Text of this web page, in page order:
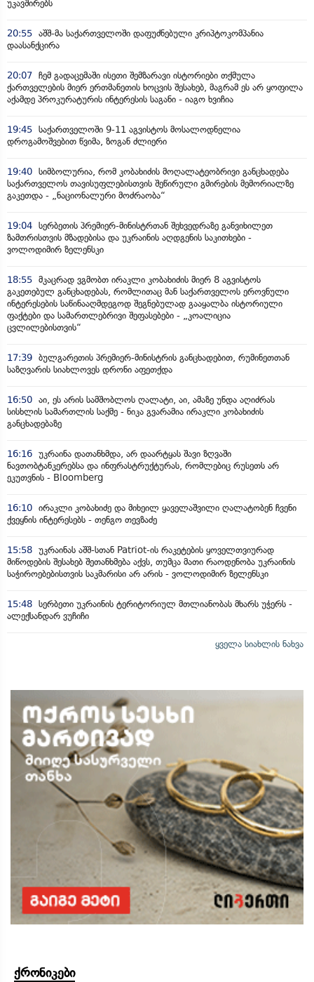
უკავშირებს
20:55 აშშ-მა საქართველოში დაფუძნებული კრიპტოკომპანია
დაასანქცირა
20:07 ჩემ გადაცემაში ისეთი შემზარავი ისტორიები თქმულა
ქართველების მიერ ერთმანეთის ხოცვის შესახებ, მაგრამ ეს არ ყოფილა
აქამდე პროკურატურის ინტერესის საგანი - იაგო ხვიჩია
19:45 საქართველოში 9-11 აგვისტოს მოსალოდნელია
დროგამოშვებით წვიმა, ზოგან ძლიერი
19:40 სიმბოლურია, რომ კობახიძის მოღალატეობრივი განცხადება
საქართველოს თავისუფლებისთვის შეწირული გმირების მემორიალზე
გაკეთდა - „ნაციონალური მოძრაობა“
19:04 სერბეთის პრემიერ-მინისტრთან შეხვედრაზე განვიხილეთ
ზამთრისთვის მზადებისა და უკრაინის აღდგენის საკითხები -
ვოლოდიმირ ზელენსკი
18:55 მკაცრად ვგმობთ ირაკლი კობახიძის მიერ 8 აგვისტოს
გაკეთებულ განცხადებას, რომლითაც მან საქართველოს ეროვნული
ინტერესების საწინააღმდეგოდ შეგნებულად გააყალბა ისტორიული
ფაქტები და სამართლებრივი შეფასებები - „კოალიცია
ცვლილებისთვის“
17:39 ბულგარეთის პრემიერ-მინისტრის განცხადებით, რუმინეთთან
საზღვარის სიახლოვეს დრონი აფეთქდა
16:50 აი, ეს არის სამშობლოს ღალატი, აი, ამაზე უნდა აღიძრას
სისხლის სამართლის საქმე - ნიკა გვარამია ირაკლი კობახიძის
განცხადებაზე
16:16 უკრაინა დათანხმდა, არ დაარტყას შავი ზღვაში
ნავთობტანკერებსა და ინფრასტრუქტურას, რომლებიც რუსეთს არ
ეკუთვნის - Bloomberg
16:10 ირაკლი კობახიძე და მიხეილ ყაველაშვილი ღალატობენ ჩვენი
ქვეყნის ინტერესებს - თენგო თევზაძე
15:58 უკრაინას აშშ-სთან Patriot-ის რაკეტების ყოველთვიურად
მიწოდების შესახებ შეთანხმება აქვს, თუმცა მათი რაოდენობა უკრაინის
საჭიროებებისთვის საკმარისი არ არის - ვოლოდიმირ ზელენსკი
15:48 სერბეთი უკრაინის ტერიტორიულ მთლიანობას მხარს უჭერს -
ალექსანდარ ვუჩიჩი
ყველა სიახლის ნახვა
ქრონიკები